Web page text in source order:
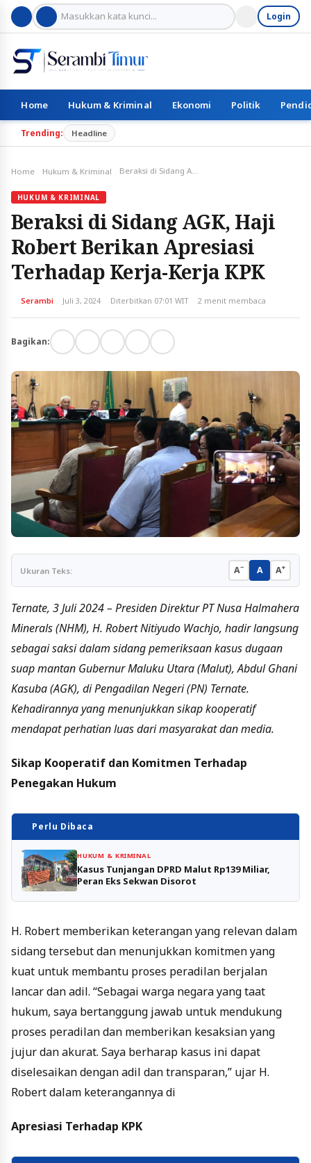
Login
Home Hukum & Kriminal Ekonomi Politik
Trending: Headline
Home Hukum & Kriminal Beraksi di Sidang AGK, Haji Robert Berikan Apresiasi Terhadap Kerja-Kerja KPK
HUKUM & KRIMINAL
Beraksi di Sidang AGK, Haji
Robert Berikan Apresiasi
Terhadap Kerja-Kerja KPK
Serambi Juli 3, 2024 Diterbitkan 07:01 WIT 2 menit membaca
Bagikan:
Ukuran Teks: A− A A+
Ternate, 3 Juli 2024 – Presiden Direktur PT Nusa Halmahera
Minerals (NHM), H. Robert Nitiyudo Wachjo, hadir langsung
sebagai saksi dalam sidang pemeriksaan kasus dugaan
suap mantan Gubernur Maluku Utara (Malut), Abdul Ghani
Kasuba (AGK), di Pengadilan Negeri (PN) Ternate.
Kehadirannya yang menunjukkan sikap kooperatif
mendapat perhatian luas dari masyarakat dan media.
Sikap Kooperatif dan Komitmen Terhadap
Penegakan Hukum
Perlu Dibaca
HUKUM & KRIMINAL
Kasus Tunjangan DPRD Malut Rp139 Miliar,
Peran Eks Sekwan Disorot
H. Robert memberikan keterangan yang relevan dalam
sidang tersebut dan menunjukkan komitmen yang
kuat untuk membantu proses peradilan berjalan
lancar dan adil. “Sebagai warga negara yang taat
hukum, saya bertanggung jawab untuk mendukung
proses peradilan dan memberikan kesaksian yang
jujur ​​dan akurat. Saya berharap kasus ini dapat
diselesaikan dengan adil dan transparan,” ujar H.
Robert dalam keterangannya di
Apresiasi Terhadap KPK